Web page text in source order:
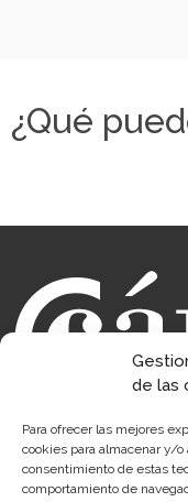
de las
Para ofrecer las mejores
cookies para almacenar y/
consentimiento de estas
comportamiento de
¿Qué
Sobre la Cámara